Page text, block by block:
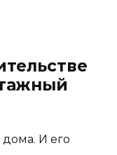
И его